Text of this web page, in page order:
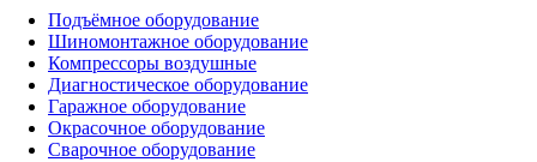
Подъёмное оборудование
Шиномонтажное оборудование
Компрессоры воздушные
Диагностическое оборудование
Гаражное оборудование
Окрасочное оборудование
Сварочное оборудование